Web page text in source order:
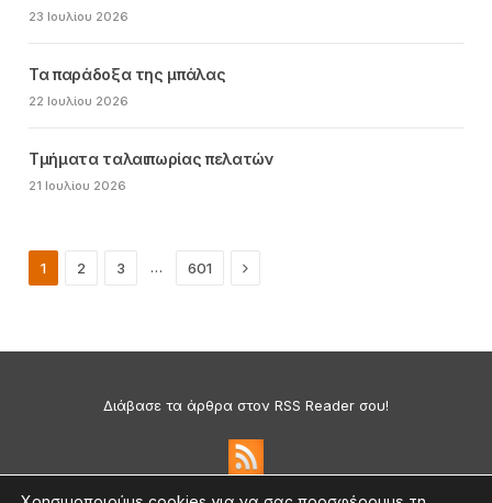
23 Ιουλίου 2026
Τα παράδοξα της μπάλας
22 Ιουλίου 2026
Τμήματα ταλαιπωρίας πελατών
21 Ιουλίου 2026
1 2 3 … 601 Next
Διάβασε τα άρθρα στον RSS Reader σου!